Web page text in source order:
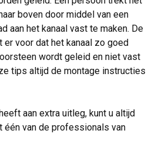
boven door middel van een
aan het kanaal vast te maken. De
er voor dat het kanaal zo goed
wordt geleid en niet vast
tips altijd de montage instructies
aan extra uitleg, kunt u altijd
één van de professionals van